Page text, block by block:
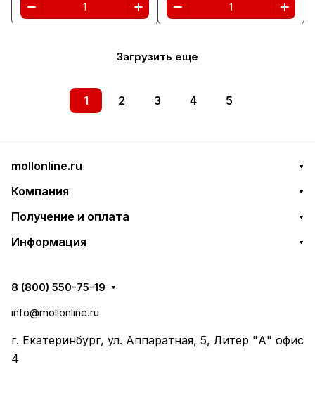
Загрузить еще
1 2 3 4 5
mollonline.ru
Компания
Получение и оплата
Информация
8 (800) 550-75-19
info@mollonline.ru
г. Екатеринбург, ул. Аппаратная, 5, Литер "А" офис
4